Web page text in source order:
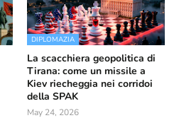
DIPLOMAZIA
La scacchiera geopolitica di
Tirana: come un missile a
Kiev riecheggia nei corridoi
della SPAK
May 24, 2026